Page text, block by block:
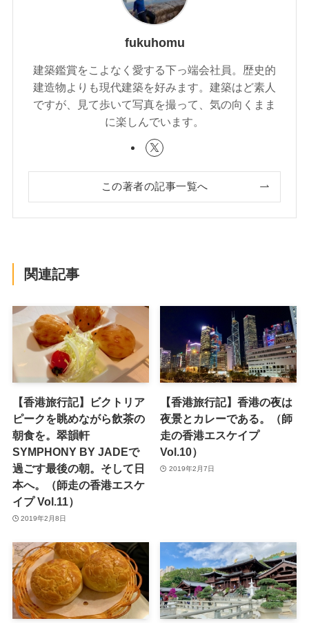
fukuhomu
建築鑑賞をこよなく愛する下っ端会社員。歴史的
建造物よりも現代建築を好みます。建築はど素人
ですが、見て歩いて写真を撮って、気の向くまま
に楽しんでいます。
この著者の記事一覧へ
関連記事
【香港旅行記】ビクトリア
ピークを眺めながら飲茶の
朝食を。翠韻軒
SYMPHONY BY JADEで
過ごす最後の朝。そして日
本へ。（師走の香港エスケ
イプ Vol.11）
2019年2月8日
【香港旅行記】香港の夜は
夜景とカレーである。（師
走の香港エスケイプ
Vol.10）
2019年2月7日